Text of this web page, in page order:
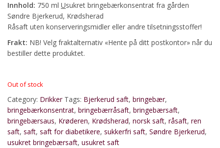
Innhold: 750 ml Usukret bringebærkonsentrat fra gården
Søndre Bjerkerud, Krødsherad
Råsaft uten konserveringsmidler eller andre tilsetningsstoffer!
Frakt: NB! Velg fraktalternativ «Hente på ditt postkontor» når du
bestiller dette produktet.
Out of stock
Category: Drikker Tags: Bjerkerud saft, bringebær,
bringebærkonsentrat, bringebærråsaft, bringebærsaft,
bringebærsaus, Krøderen, Krødsherad, norsk saft, råsaft, ren
saft, saft, saft for diabetikere, sukkerfri saft, Søndre Bjerkerud,
usukret bringebærsaft, usukret saft